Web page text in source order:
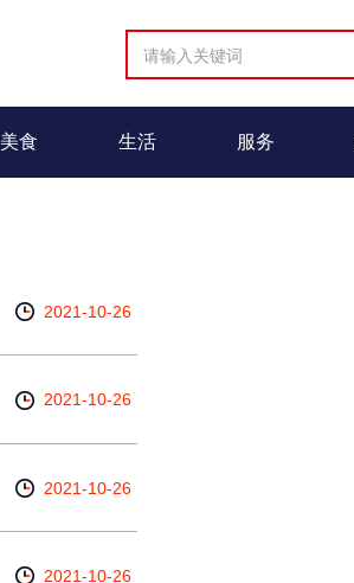
美食 生活 服务
2021-10-26
2021-10-26
2021-10-26
2021-10-26